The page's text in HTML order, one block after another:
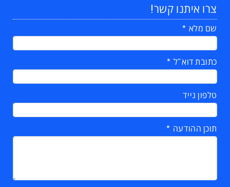
צרו איתנו קשר!
שם מלא
כתובת דוא"ל
טלפון נייד
תוכן ההודעה